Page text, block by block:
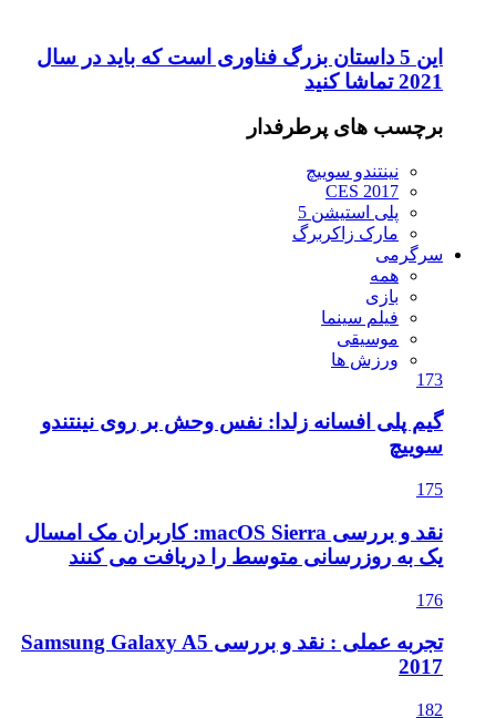
این 5 داستان بزرگ فناوری است که باید در سال
2021 تماشا کنید
برچسب های پرطرفدار
نینتندو سوییچ
CES 2017
پلی استیشن 5
مارک زاکربرگ
سرگرمی
همه
بازی
فیلم سینما
موسیقی
ورزش ها
173
گیم پلی افسانه زلدا: نفس وحش بر روی نینتندو
سوییچ
175
نقد و بررسی macOS Sierra: کاربران مک امسال
یک به روزرسانی متوسط را دریافت می کنند
176
تجربه عملی : نقد و بررسی Samsung Galaxy A5
2017
182